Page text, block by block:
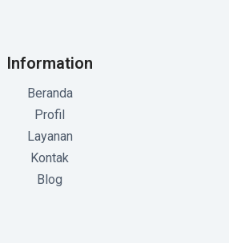
Information
Beranda
Profil
Layanan
Kontak
Blog